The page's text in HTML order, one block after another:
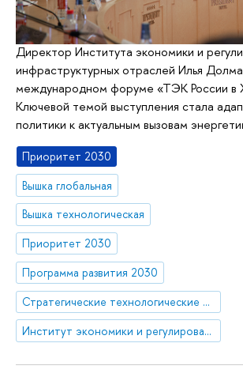
Директор Института экономики и
инфраструктурных отраслей Илья
международном форуме «ТЭК России в
Ключевой темой выступления стала
политики к актуальным вызовам
Приоритет 2030
Вышка глобальная
Вышка технологическая
Приоритет 2030
Программа развития 2030
Стратегические технологические проекты
Институт экономики и регулирования инфраструктурных отраслей